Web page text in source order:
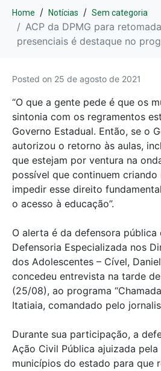
Home Notícias Sem categoria
ACP da DPMG para
presenciais é destaque no
Posted on 25 de agosto de 2021
“O que a gente pede é que os
sintonia com os regramentos
Governo Estadual. Então, se o
autorizou o retorno às aulas,
que estejam por ventura na
possível que continuem criando
impedir esse direito
o acesso à educação”.
O alerta é da defensora pública
Defensoria Especializada nos
dos Adolescentes – Cível,
concedeu entrevista na tarde
(25/08), ao programa
Itatiaia, comandado pelo
Durante sua participação, a
Ação Civil Pública ajuizada
municípios do estado para que